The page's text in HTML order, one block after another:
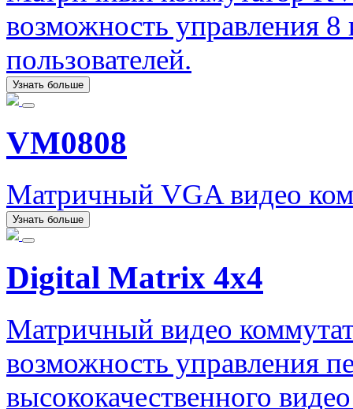
возможность управления
пользователей.
Узнать больше
VM0808
Матричный VGA видео
Узнать больше
Digital Matrix 4x4
Матричный видео
возможность управления
высококачественного